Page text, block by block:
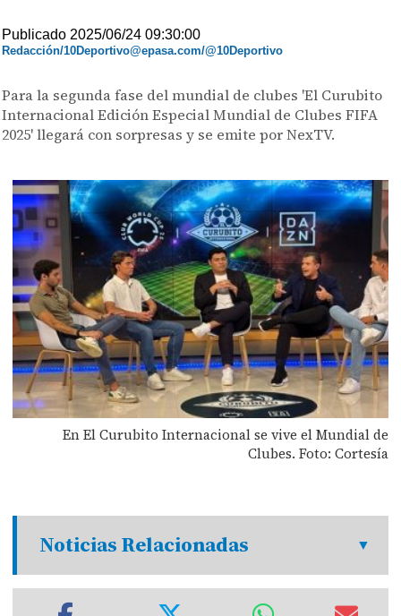
Publicado 2025/06/24 09:30:00
Redacción/10Deportivo@epasa.com/@10Deportivo
Para la segunda fase del mundial de clubes 'El Curubito
Internacional Edición Especial Mundial de Clubes FIFA
2025' llegará con sorpresas y se emite por NexTV.
En El Curubito Internacional se vive el Mundial de
Clubes. Foto: Cortesía
Noticias Relacionadas